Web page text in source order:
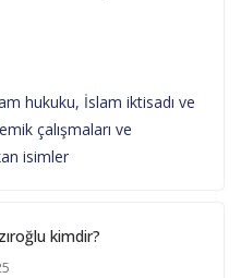
hukuku, İslam iktisadı ve
çalışmaları ve
isimler
kimdir?